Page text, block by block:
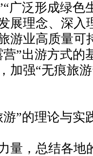
广泛形成绿色
展理念、深入
游业高质量可
”出游方式的
加强“无痕旅
”的理论与实
量，总结各地